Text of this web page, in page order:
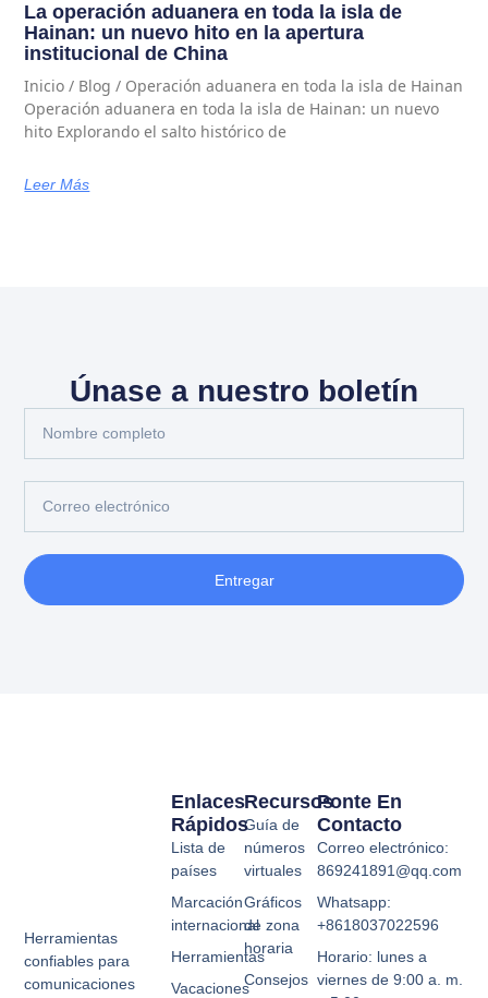
La operación aduanera en toda la isla de
Hainan: un nuevo hito en la apertura
institucional de China
Inicio / Blog / Operación aduanera en toda la isla de Hainan
Operación aduanera en toda la isla de Hainan: un nuevo
hito Explorando el salto histórico de
Leer Más
Únase a nuestro boletín
Entregar
Herramientas
confiables para
comunicaciones
Recursos
Guía de
números
virtuales
Gráficos
de zona
horaria
Consejos
Enlaces
Rápidos
Lista de
países
Marcación
internacional
Herramientas
Vacaciones
Ponte En
Contacto
Correo electrónico:
869241891@qq.com
Whatsapp:
+8618037022596
Horario: lunes a
viernes de 9:00 a. m.